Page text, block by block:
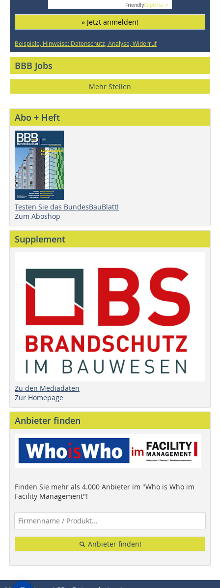
FriendlyCaptcha ⇗
» Jetzt anmelden!
Beispiele, Hinweise: Datenschutz, Analyse, Widerruf
BBB Jobs
Mehr Stellen
Abo + Heft
Testen Sie das BundesBauBlatt!
Zum Aboshop
Supplement
Zu den Mediadaten
Zur Homepage
Anbieter finden
Finden Sie mehr als 4.000 Anbieter im "Who is Who im
Facility Management"!
Anbieter finden!